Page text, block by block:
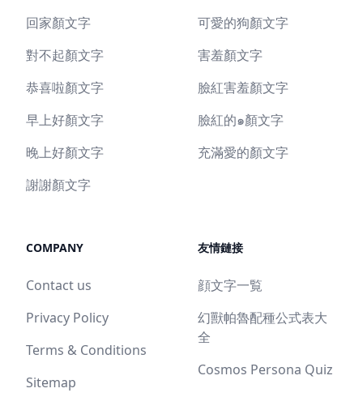
回家顏文字
對不起顏文字
恭喜啦顏文字
早上好顏文字
晚上好顏文字
謝謝顏文字
可愛的狗顏文字
害羞顏文字
臉紅害羞顏文字
臉紅的๑顏文字
充滿愛的顏文字
COMPANY
Contact us
Privacy Policy
Terms & Conditions
Sitemap
友情鏈接
顔文字一覧
幻獸帕魯配種公式表大
全
Cosmos Persona Quiz